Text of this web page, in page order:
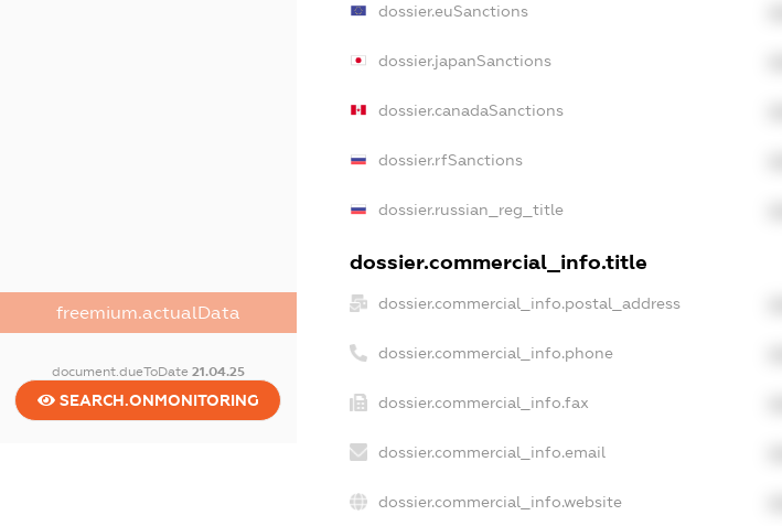
freemium.actualData
document.dueToDate 21.04.25
SEARCH.ONMONITORING
dossier.euSanctions
dossier.japanSanctions
dossier.canadaSanctions
dossier.rfSanctions
dossier.russian_reg_title
dossier.commercial_info.title
dossier.commercial_info.postal_address
dossier.commercial_info.phone
dossier.commercial_info.fax
dossier.commercial_info.email
dossier.commercial_info.website